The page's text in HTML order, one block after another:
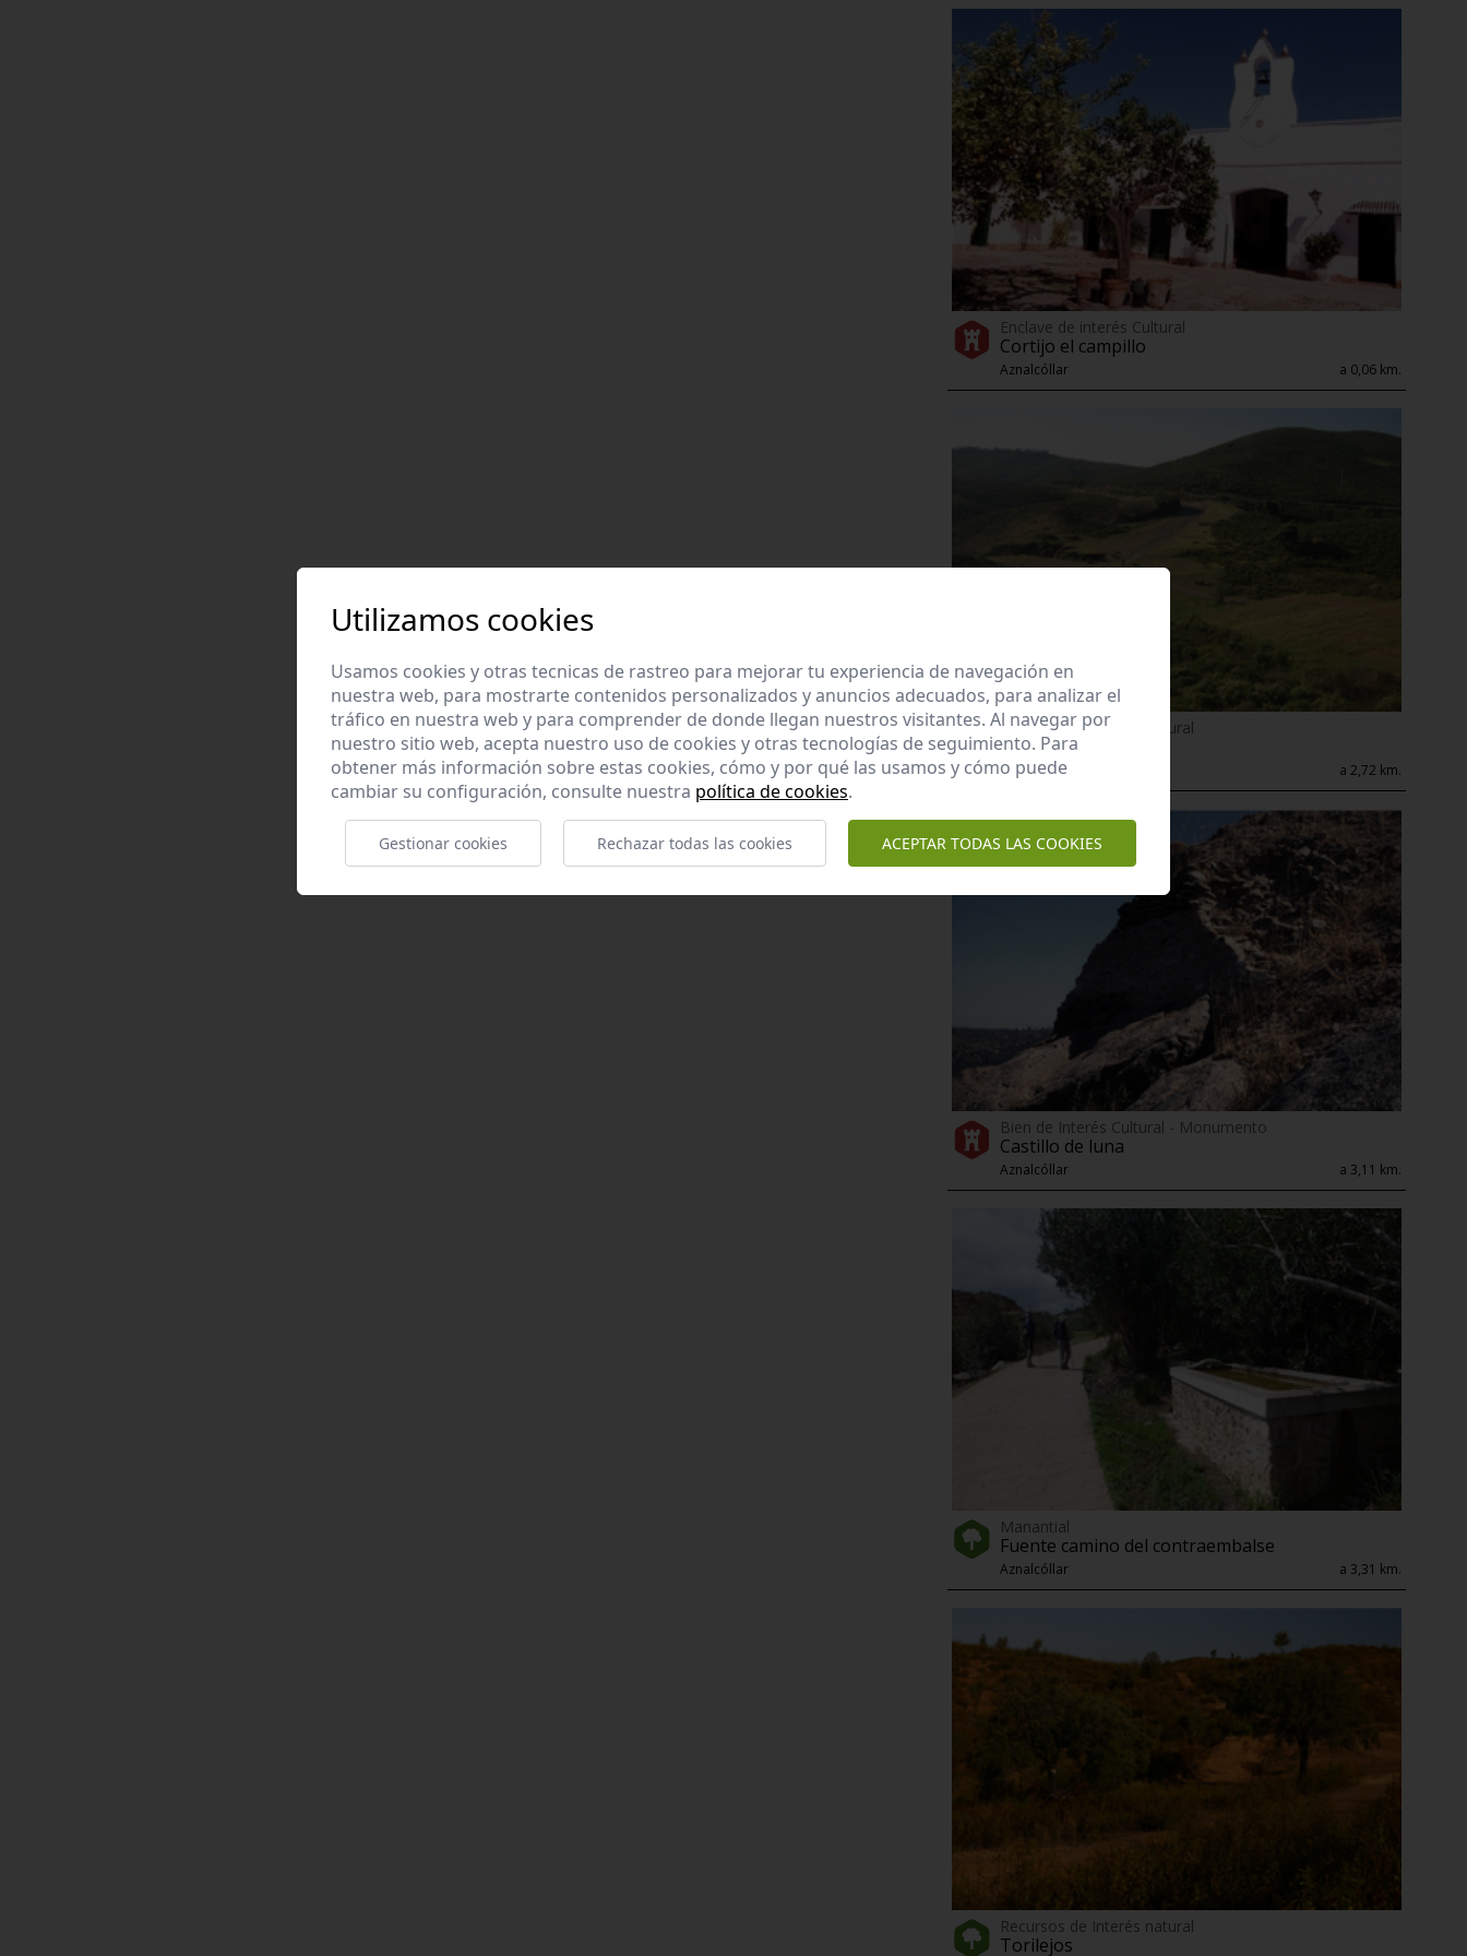
Enclave de interés Cultural
Cortijo el campillo
Aznalcóllar a 0,06 km.
Recursos de Interés natural
Dehesa del perro
Aznalcóllar a 2,72 km.
Bien de Interés Cultural - Monumento
Castillo de luna
Aznalcóllar a 3,11 km.
Manantial
Fuente camino del contraembalse
Aznalcóllar a 3,31 km.
Recursos de Interés natural
Torilejos
Utilizamos cookies
Usamos cookies y otras tecnicas de rastreo para mejorar tu experiencia de navegación en
nuestra web, para mostrarte contenidos personalizados y anuncios adecuados, para analizar el
tráfico en nuestra web y para comprender de donde llegan nuestros visitantes. Al navegar por
nuestro sitio web, acepta nuestro uso de cookies y otras tecnologías de seguimiento. Para
obtener más información sobre estas cookies, cómo y por qué las usamos y cómo puede
cambiar su configuración, consulte nuestra política de cookies.
Gestionar cookies Rechazar todas las cookies ACEPTAR TODAS LAS COOKIES